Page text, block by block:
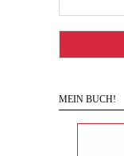
MEIN BUCH!